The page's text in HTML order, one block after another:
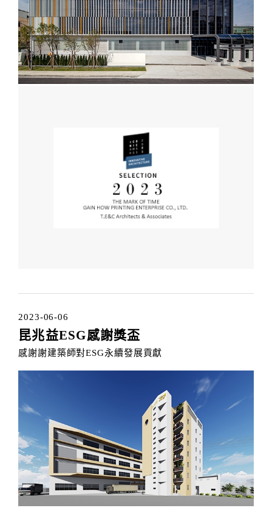
2023-06-06
昆兆益ESG感謝獎盃
感謝謝建築師對ESG永續發展貢獻